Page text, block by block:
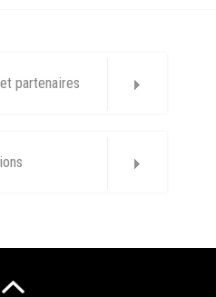
partenaires